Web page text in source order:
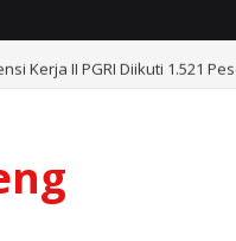
Kerja II PGRI Diikuti 1.521